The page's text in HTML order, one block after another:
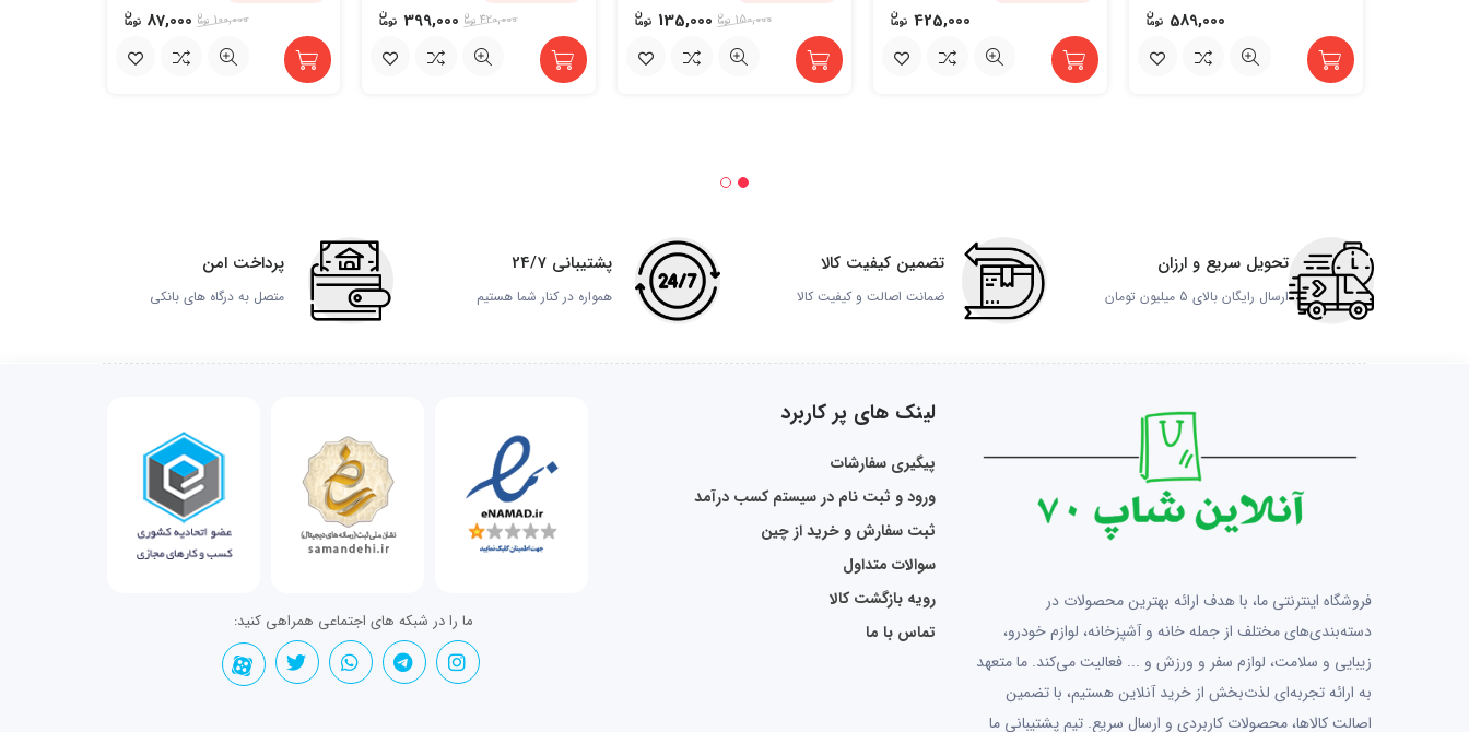
589,000
425,000
150,000
135,000
420,000
399,000
100,000
87,000
تحویل سریع و ارزان
ارسال رایگان بالای 5 میلیون تومان
تضمین کیفیت کالا
ضمانت اصالت و کیفیت کالا
پشتیبانی 24/7
همواره در کنار شما هستیم
پرداخت امن
متصل به درگاه های بانکی
فروشگاه اینترنتی ما، با هدف ارائه بهترین محصولات در
دسته‌بندی‌های مختلف از جمله خانه و آشپزخانه، لوازم خودرو،
زیبایی و سلامت، لوازم سفر و ورزش و ... فعالیت می‌کند. ما متعهد
به ارائه تجربه‌ای لذت‌بخش از خرید آنلاین هستیم، با تضمین
اصالت کالاها، محصولات کاربردی و ارسال سریع. تیم پشتیبانی ما
لینک های پر کاربرد
پیگیری سفارشات
ورود و ثبت نام در سیستم کسب درآمد
ثبت سفارش و خرید از چین
سوالات متداول
رویه بازگشت کالا
تماس با ما
ما را در شبکه های اجتماعی همراهی کنید: